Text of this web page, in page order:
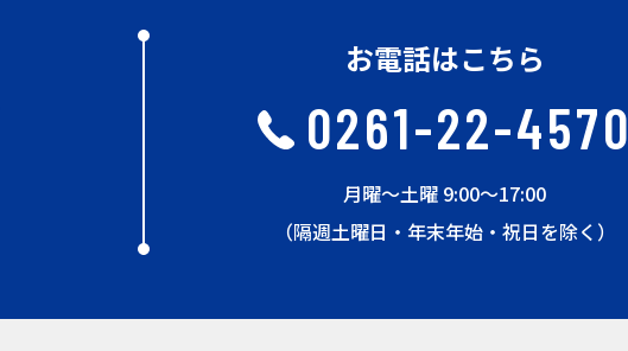
お電話はこちら
0261-22-4570
月曜〜土曜 9:00〜17:00
（隔週土曜日・年末年始・祝日を除く）